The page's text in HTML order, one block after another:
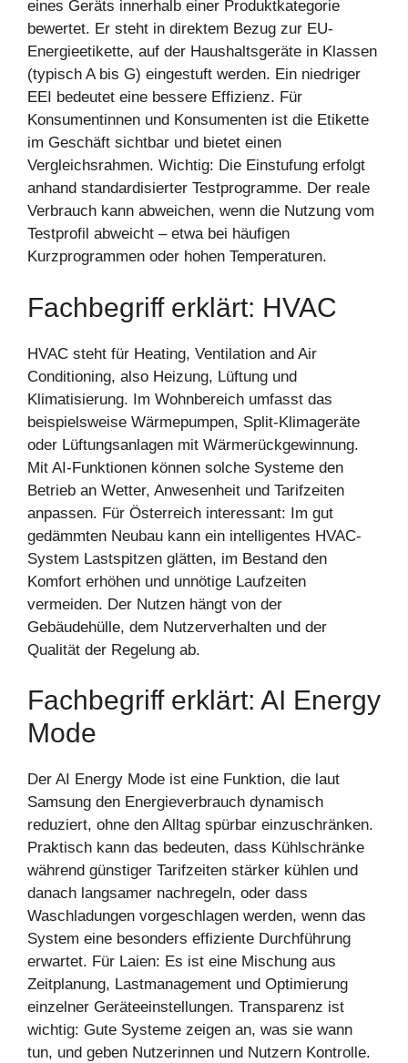
eines Geräts innerhalb einer Produktkategorie
bewertet. Er steht in direktem Bezug zur EU-
Energieetikette, auf der Haushaltsgeräte in Klassen
(typisch A bis G) eingestuft werden. Ein niedriger
EEI bedeutet eine bessere Effizienz. Für
Konsumentinnen und Konsumenten ist die Etikette
im Geschäft sichtbar und bietet einen
Vergleichsrahmen. Wichtig: Die Einstufung erfolgt
anhand standardisierter Testprogramme. Der reale
Verbrauch kann abweichen, wenn die Nutzung vom
Testprofil abweicht – etwa bei häufigen
Kurzprogrammen oder hohen Temperaturen.
Fachbegriff erklärt: HVAC
HVAC steht für Heating, Ventilation and Air
Conditioning, also Heizung, Lüftung und
Klimatisierung. Im Wohnbereich umfasst das
beispielsweise Wärmepumpen, Split-Klimageräte
oder Lüftungsanlagen mit Wärmerückgewinnung.
Mit AI-Funktionen können solche Systeme den
Betrieb an Wetter, Anwesenheit und Tarifzeiten
anpassen. Für Österreich interessant: Im gut
gedämmten Neubau kann ein intelligentes HVAC-
System Lastspitzen glätten, im Bestand den
Komfort erhöhen und unnötige Laufzeiten
vermeiden. Der Nutzen hängt von der
Gebäudehülle, dem Nutzerverhalten und der
Qualität der Regelung ab.
Fachbegriff erklärt: AI Energy
Mode
Der AI Energy Mode ist eine Funktion, die laut
Samsung den Energieverbrauch dynamisch
reduziert, ohne den Alltag spürbar einzuschränken.
Praktisch kann das bedeuten, dass Kühlschränke
während günstiger Tarifzeiten stärker kühlen und
danach langsamer nachregeln, oder dass
Waschladungen vorgeschlagen werden, wenn das
System eine besonders effiziente Durchführung
erwartet. Für Laien: Es ist eine Mischung aus
Zeitplanung, Lastmanagement und Optimierung
einzelner Geräteeinstellungen. Transparenz ist
wichtig: Gute Systeme zeigen an, was sie wann
tun, und geben Nutzerinnen und Nutzern Kontrolle.